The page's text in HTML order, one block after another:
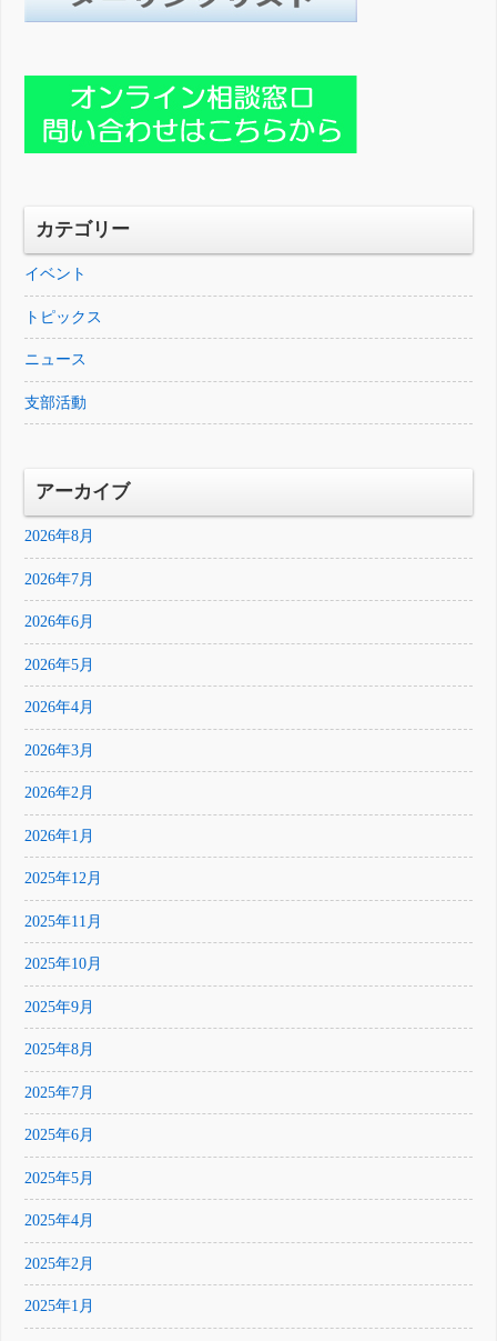
カテゴリー
イベント
トピックス
ニュース
支部活動
アーカイブ
2026年8月
2026年7月
2026年6月
2026年5月
2026年4月
2026年3月
2026年2月
2026年1月
2025年12月
2025年11月
2025年10月
2025年9月
2025年8月
2025年7月
2025年6月
2025年5月
2025年4月
2025年2月
2025年1月